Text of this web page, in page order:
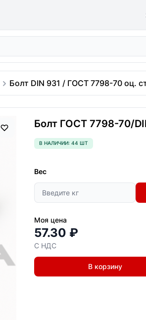
Болт DIN 931 / ГОСТ 7798-70 оц.
Болт ГОСТ 7798-70/
В НАЛИЧИИ: 44 ШТ
Вес
Моя цена
57.30 ₽
С НДС
В корзину